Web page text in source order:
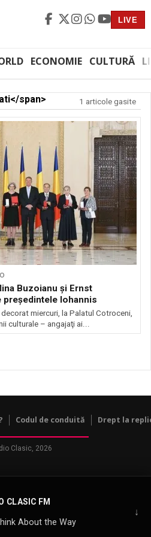
LIVE
ECONOMIE CULTURĂ
CLASIC FM
About the Way
↓
span> 1 articole gasite
Buzoianu şi Ernst
Iohannis
miercuri, la Palatul Cotroceni,
culturale – angajaţi ai...
Codul de conduită Drept la
Clasic, 2026